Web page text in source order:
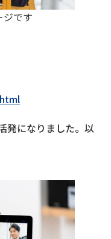
です
発になりました。以